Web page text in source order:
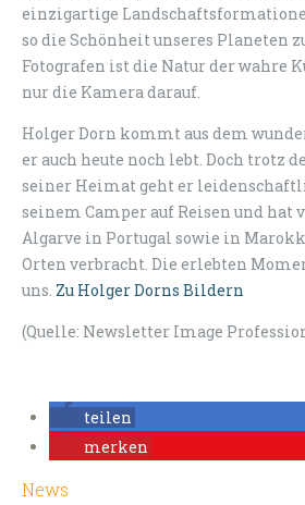
einzigartige
so die Schönheit unseres Planeten
Fotografen ist die Natur der wahre
nur die Kamera darauf.
Holger Dorn kommt aus dem
er auch heute noch lebt. Doch trotz
seiner Heimat geht er
seinem Camper auf Reisen und hat
Algarve in Portugal sowie in
Orten verbracht. Die erlebten
uns. Zu Holger Dorns Bildern
(Quelle: Newsletter Image
teilen
merken
News